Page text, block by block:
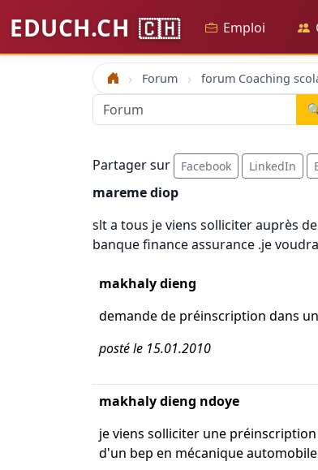
EDUCH.CH 🇨🇭 Emploi
Accueil Forum forum Coaching
Partager sur Facebook LinkedIn
mareme diop
slt a tous je viens solliciter auprès
banque finance assurance .je
makhaly dieng
demande de préinscription dans
posté le 15.01.2010
makhaly dieng ndoye
je viens solliciter une
d'un bep en mécanique